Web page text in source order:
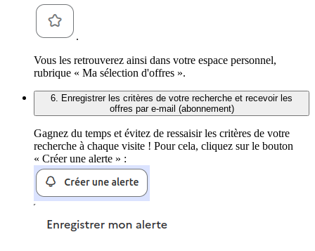
.
Vous les retrouverez ainsi dans votre espace personnel,
rubrique « Ma sélection d'offres ».
6. Enregistrer les critères de votre recherche et recevoir les
offres par e-mail (abonnement)
Gagnez du temps et évitez de ressaisir les critères de votre
recherche à chaque visite ! Pour cela, cliquez sur le bouton
« Créer une alerte » :